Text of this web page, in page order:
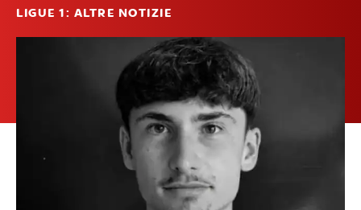
LIGUE 1: ALTRE NOTIZIE